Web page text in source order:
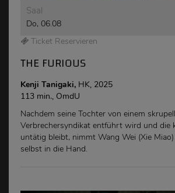
Saal
Do, 06.08
Ticket Reservieren
THE FURIOUS
Kenji Tanigaki, HK, 2025
113 min., OmdU
Nachdem seine Tochter von einem
Verbrechersyndikat entführt wird und die
untätig bleibt, nimmt Wang Wei (Xie
selbst in die Hand.